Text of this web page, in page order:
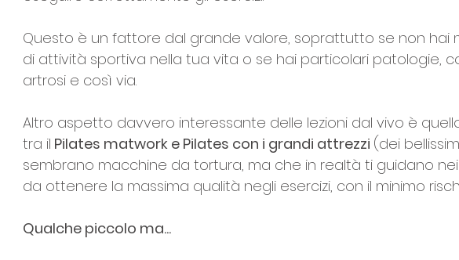
Questo è un fattore dal grande valore, soprattutto se non hai
di attività sportiva nella tua vita o se hai particolari patologie,
artrosi e così via.
Altro aspetto davvero interessante delle lezioni dal vivo è
tra il Pilates matwork e Pilates con i grandi attrezzi (dei
sembrano macchine da tortura, ma che in realtà ti guidano
da ottenere la massima qualità negli esercizi, con il minimo
Qualche piccolo ma...